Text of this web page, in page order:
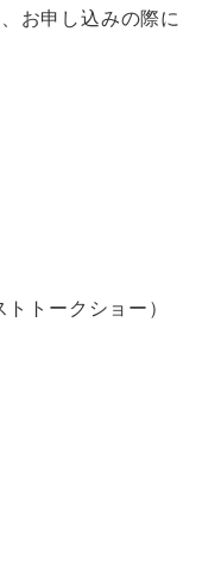
お申し込みの際に
トークショー）